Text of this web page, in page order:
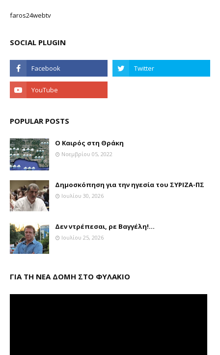
faros24webtv
SOCIAL PLUGIN
POPULAR POSTS
Ο Καιρός στη Θράκη
Νοεμβρίου 05, 2022
Δημοσκόπηση για την ηγεσία του ΣΥΡΙΖΑ-ΠΣ
Ιουλίου 30, 2026
Δεν ντρέπεσαι, ρε Βαγγέλη!...
Ιουλίου 25, 2026
ΓΙΑ ΤΗ ΝΕΑ ΔΟΜΗ ΣΤΟ ΦΥΛΑΚΙΟ